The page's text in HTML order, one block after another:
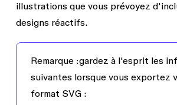
illustrations que vous prévoyez
designs réactifs.
Remarque :gardez à l'esprit les
suivantes lorsque vous exportez
format SVG :